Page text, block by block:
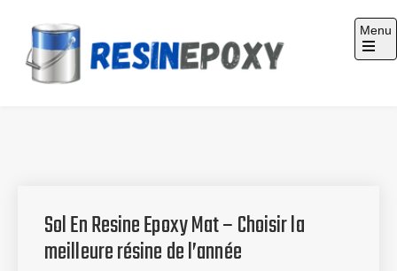
content
Menu
Sol En Resine Epoxy Mat – Choisir la
meilleure résine de l’année